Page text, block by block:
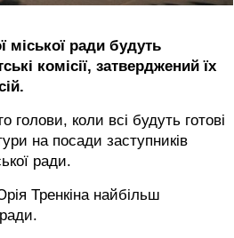
міської ради будуть
комісії, затверджений їх
голови, коли всі будуть готові
на посади заступників
ради.
Тренкіна найбільш